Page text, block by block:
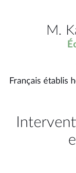
M.
Français établis